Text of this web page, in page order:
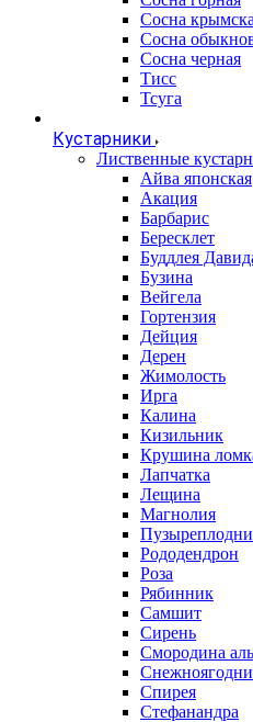
Сосна
Сосна
Сосна черная
Тисс
Тсуга
Кустарники
Лиственные
Айва японская
Акация
Барбарис
Бересклет
Буддлея
Бузина
Вейгела
Гортензия
Дейция
Дерен
Жимолость
Ирга
Калина
Кизильник
Крушина
Лапчатка
Лещина
Магнолия
Рододендрон
Роза
Рябинник
Самшит
Сирень
Смородина
Спирея
Стефанандра